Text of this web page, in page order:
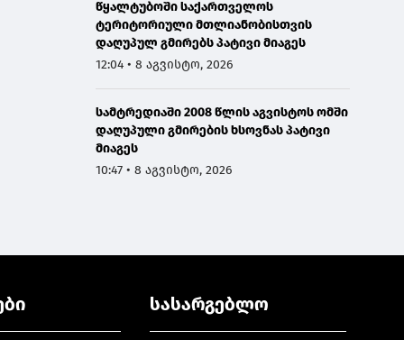
წყალტუბოში საქართველოს
ტერიტორიული მთლიანობისთვის
დაღუპულ გმირებს პატივი მიაგეს
12:04 • 8 აგვისტო, 2026
სამტრედიაში 2008 წლის აგვისტოს ომში
დაღუპული გმირების ხსოვნას პატივი
მიაგეს
10:47 • 8 აგვისტო, 2026
სასარგებლო